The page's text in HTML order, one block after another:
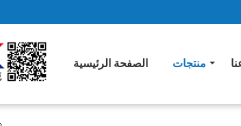
الصفحة الرئيسية منتجات